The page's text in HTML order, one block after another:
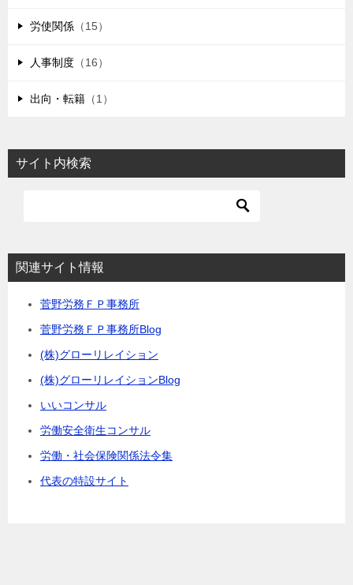
労使関係 （15）
人事制度 （16）
出向・転籍 （1）
サイト内検索
関連サイト情報
菅野労務ＦＰ事務所
菅野労務ＦＰ事務所Blog
(株)グローリレイション
(株)グローリレイションBlog
いいコンサル
労働安全衛生コンサル
労働・社会保険関係法令集
代表の特設サイト